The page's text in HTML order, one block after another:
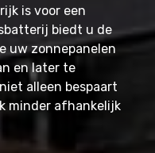
is voor een
biedt u de
uw zonnepanelen
en later te
alleen bespaart
minder afhankelijk